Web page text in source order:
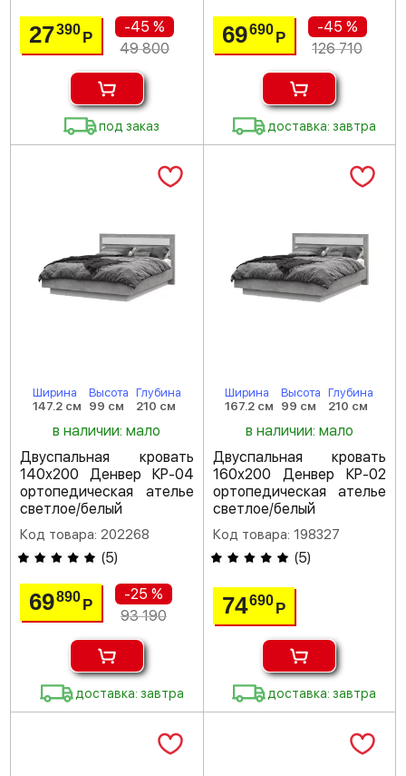
27390Р
-45 %
49 800
под заказ
69690 Р
-45 %
126 710
доставка: завтра
Ширина
147.2 см
Высота
99 см
Глубина
210 см
в наличии: мало
Двуспальная кровать
140х200 Денвер КР-04
ортопедическая ателье
светлое/белый
Код товара: 202268
(5)
69890Р
-25 %
93 190
доставка: завтра
Ширина
167.2 см
Высота
99 см
Глубина
210 см
в наличии: мало
Двуспальная кровать
160х200 Денвер КР-02
ортопедическая ателье
светлое/белый
Код товара: 198327
(5)
74690 Р
доставка: завтра